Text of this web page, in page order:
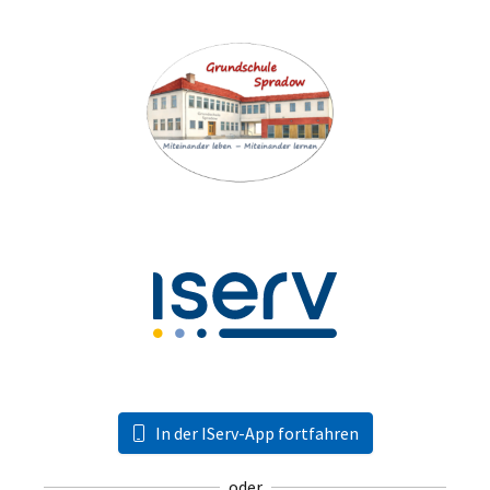
In der IServ-App fortfahren